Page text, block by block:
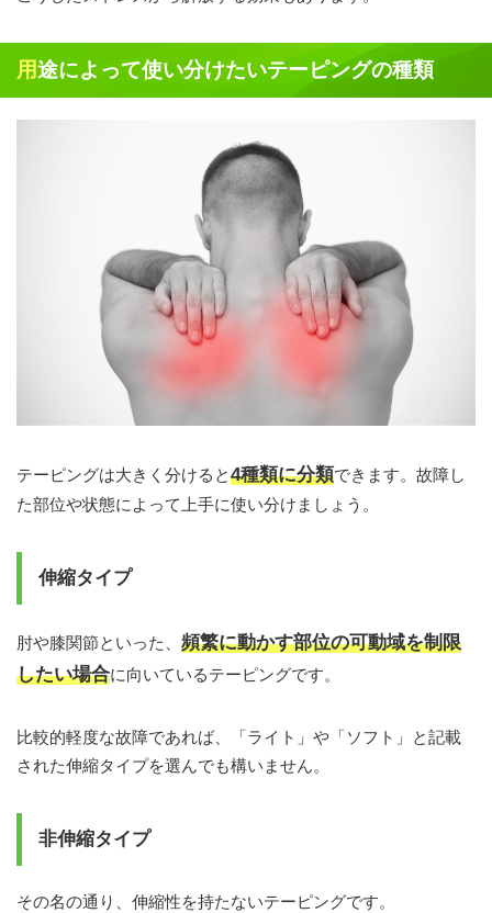
用途によって使い分けたいテーピングの種類
テーピングは大きく分けると4種類に分類できます。故障し
た部位や状態によって上手に使い分けましょう。
伸縮タイプ
肘や膝関節といった、 頻繁に動かす部位の可動域を制限
したい場合に向いているテーピングです。
比較的軽度な故障であれば、「ライト」や「ソフト」と記載
された伸縮タイプを選んでも構いません。
非伸縮タイプ
その名の通り、伸縮性を持たないテーピングです。